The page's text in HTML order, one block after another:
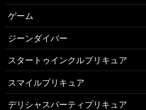
ゲーム
ジーンダイバー
スタートゥインクルプリキュア
スマイルプリキュア
デリシャスパーティプリキュア